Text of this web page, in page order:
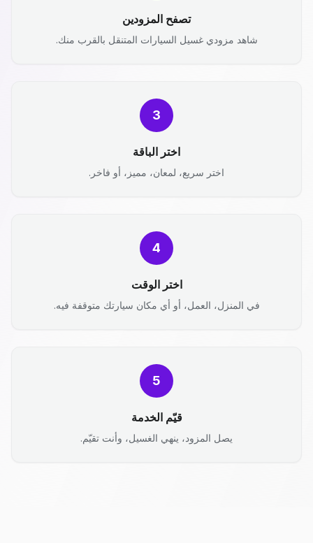
تصفح المزودين
شاهد مزودي غسيل السيارات المتنقل بالقرب منك.
3
اختر الباقة
اختر سريع، لمعان، مميز، أو فاخر.
4
اختر الوقت
في المنزل، العمل، أو أي مكان سيارتك متوقفة فيه.
5
قيّم الخدمة
يصل المزود، ينهي الغسيل، وأنت تقيّم.